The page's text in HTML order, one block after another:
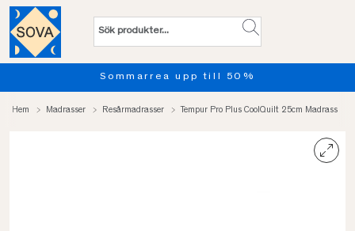
Provsov upp till 100 nätter.
Hem Madrasser Resårmadrasser Tempur Pro Plus CoolQuilt 25cm Madrass